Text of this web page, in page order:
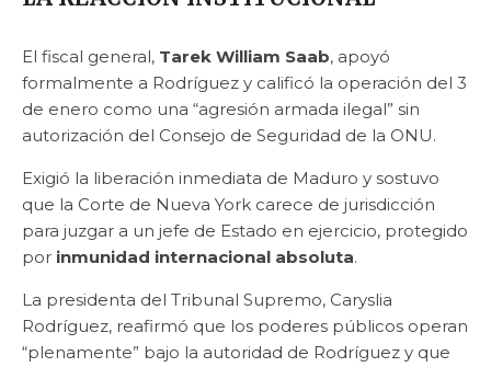
El fiscal general, Tarek William Saab, apoyó
formalmente a Rodríguez y calificó la operación del 3
de enero como una “agresión armada ilegal” sin
autorización del Consejo de Seguridad de la ONU.
Exigió la liberación inmediata de Maduro y sostuvo
que la Corte de Nueva York carece de jurisdicción
para juzgar a un jefe de Estado en ejercicio, protegido
por inmunidad internacional absoluta.
La presidenta del Tribunal Supremo, Caryslia
Rodríguez, reafirmó que los poderes públicos operan
“plenamente” bajo la autoridad de Rodríguez y que